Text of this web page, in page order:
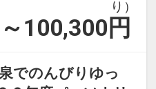
り）
100,300 円
でのんびりゆっ